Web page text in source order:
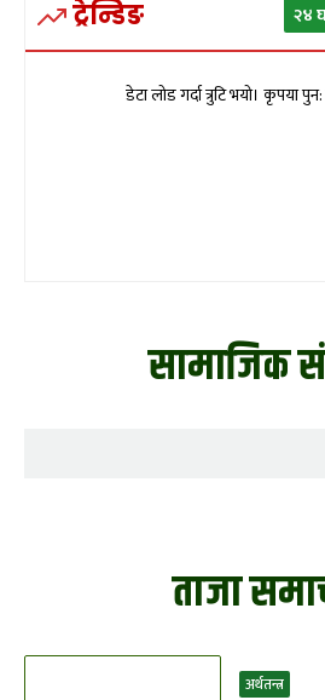
ट्रेन्डिङ २४
डेटा लोड गर्दा त्रुटि भयो। कृपया पुन:
सामाजिक
ताजा
अर्थतन्त्र